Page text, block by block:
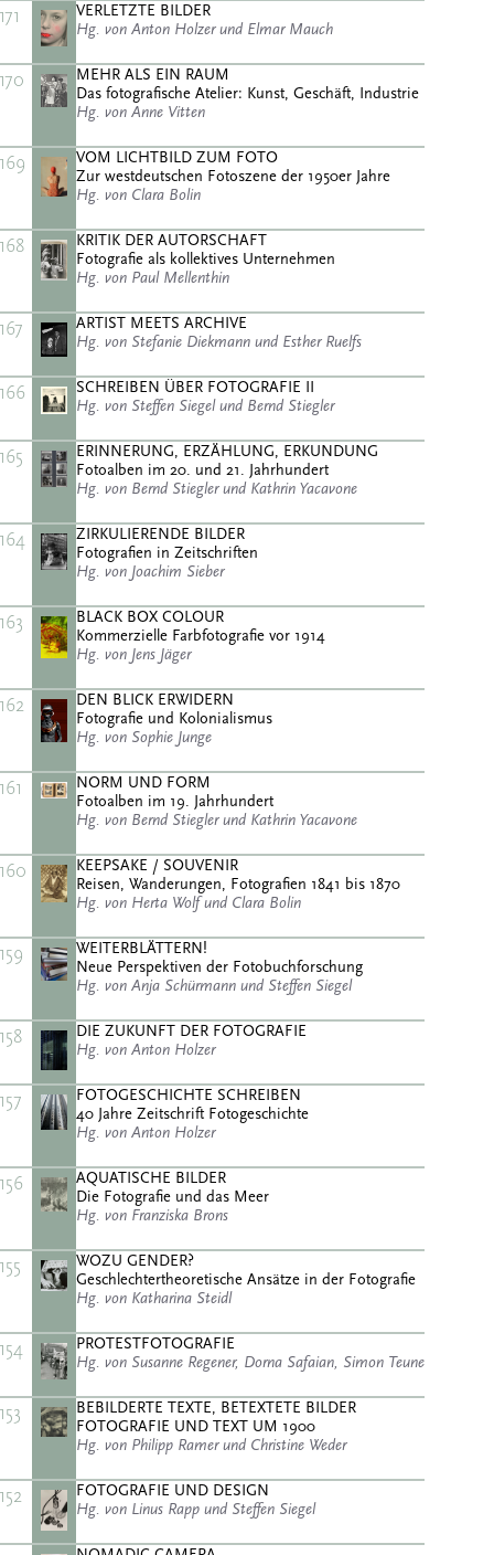
171
VERLETZTE BILDER
Hg. von Anton Holzer und Elmar Mauch
170
MEHR ALS EIN RAUM
Das fotografische Atelier: Kunst, Geschäft, Industrie
Hg. von Anne Vitten
169
VOM LICHTBILD ZUM FOTO
Zur westdeutschen Fotoszene der 1950er Jahre
Hg. von Clara Bolin
168
KRITIK DER AUTORSCHAFT
Fotografie als kollektives Unternehmen
Hg. von Paul Mellenthin
167
ARTIST MEETS ARCHIVE
Hg. von Stefanie Diekmann und Esther Ruelfs
166
SCHREIBEN ÜBER FOTOGRAFIE II
Hg. von Steffen Siegel und Bernd Stiegler
165
ERINNERUNG, ERZÄHLUNG, ERKUNDUNG
Fotoalben im 20. und 21. Jahrhundert
Hg. von Bernd Stiegler und Kathrin Yacavone
164
ZIRKULIERENDE BILDER
Fotografien in Zeitschriften
Hg. von Joachim Sieber
163
BLACK BOX COLOUR
Kommerzielle Farbfotografie vor 1914
Hg. von Jens Jäger
162
DEN BLICK ERWIDERN
Fotografie und Kolonialismus
Hg. von Sophie Junge
161
NORM UND FORM
Fotoalben im 19. Jahrhundert
Hg. von Bernd Stiegler und Kathrin Yacavone
160
KEEPSAKE / SOUVENIR
Reisen, Wanderungen, Fotografien 1841 bis 1870
Hg. von Herta Wolf und Clara Bolin
159
WEITERBLÄTTERN!
Neue Perspektiven der Fotobuchforschung
Hg. von Anja Schürmann und Steffen Siegel
158
DIE ZUKUNFT DER FOTOGRAFIE
Hg. von Anton Holzer
157
FOTOGESCHICHTE SCHREIBEN
40 Jahre Zeitschrift Fotogeschichte
Hg. von Anton Holzer
156
AQUATISCHE BILDER
Die Fotografie und das Meer
Hg. von Franziska Brons
155
WOZU GENDER?
Geschlechtertheoretische Ansätze in der Fotografie
Hg. von Katharina Steidl
154
PROTESTFOTOGRAFIE
Hg. von Susanne Regener, Dorna Safaian, Simon Teune
153
BEBILDERTE TEXTE, BETEXTETE BILDER
FOTOGRAFIE UND TEXT UM 1900
Hg. von Philipp Ramer und Christine Weder
152
FOTOGRAFIE UND DESIGN
Hg. von Linus Rapp und Steffen Siegel